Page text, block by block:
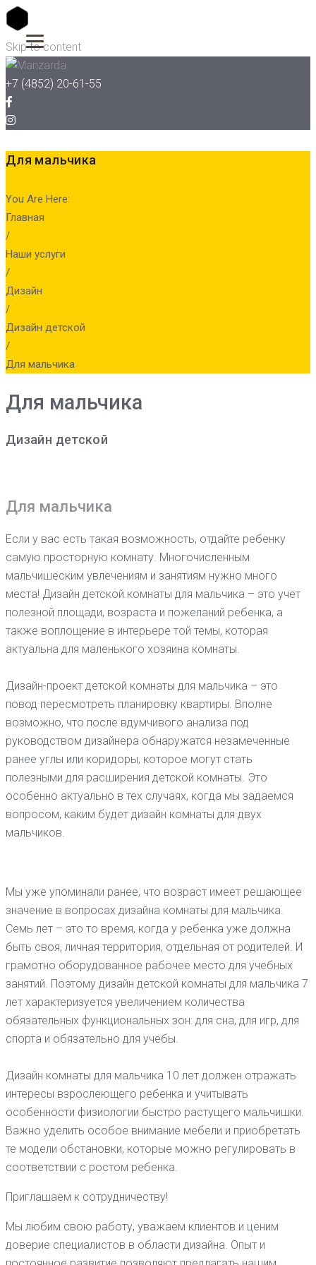
Skip to content
+7 (4852) 20-61-55
Для мальчика
You Are Here:
Главная
/
Наши услуги
/
Дизайн
/
Дизайн детской
/
Для мальчика
Для мальчика
Дизайн детской
Для мальчика
Если у вас есть такая возможность, отдайте ребенку
самую просторную комнату. Многочисленным
мальчишеским увлечениям и занятиям нужно много
места! Дизайн детской комнаты для мальчика – это учет
полезной площади, возраста и пожеланий ребенка, а
также воплощение в интерьере той темы, которая
актуальна для маленького хозяина комнаты.
Дизайн-проект детской комнаты для мальчика – это
повод пересмотреть планировку квартиры. Вполне
возможно, что после вдумчивого анализа под
руководством дизайнера обнаружатся незамеченные
ранее углы или коридоры, которое могут стать
полезными для расширения детской комнаты. Это
особенно актуально в тех случаях, когда мы задаемся
вопросом, каким будет дизайн комнаты для двух
мальчиков.
Мы уже упоминали ранее, что возраст имеет решающее
значение в вопросах дизайна комнаты для мальчика.
Семь лет – это то время, когда у ребенка уже должна
быть своя, личная территория, отдельная от родителей. И
грамотно оборудованное рабочее место для учебных
занятий. Поэтому дизайн детской комнаты для мальчика 7
лет характеризуется увеличением количества
обязательных функциональных зон: для сна, для игр, для
спорта и обязательно для учебы.
Дизайн комнаты для мальчика 10 лет должен отражать
интересы взрослеющего ребенка и учитывать
особенности физиологии быстро растущего мальчишки.
Важно уделить особое внимание мебели и приобретать
те модели обстановки, которые можно регулировать в
соответствии с ростом ребенка.
Приглашаем к сотрудничеству!
Мы любим свою работу, уважаем клиентов и ценим
доверие специалистов в области дизайна. Опыт и